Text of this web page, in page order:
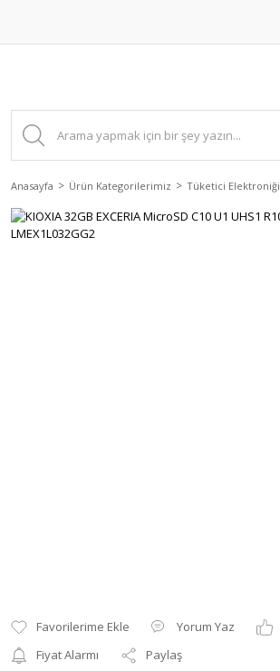
Anasayfa Ürün Kategorilerimiz Tüketici Elektroniği
Yorum Yaz
Fiyat Alarmı
Paylaş